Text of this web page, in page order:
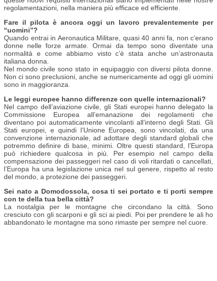
regolamentazioni, nella maniera più efficace ed efficiente.
Fare il pilota è ancora oggi un lavoro prevalentemente per
“uomini”?
Quando entrai in Aeronautica Militare, quasi 40 anni fa, non c’erano
donne nelle forze armate. Ormai da tempo sono diventate una
normalità e come abbiamo visto c’è stata anche un’astronauta
italiana donna.
Nel mondo civile sono stato in equipaggio con diversi pilota donne.
Non ci sono preclusioni, anche se numericamente ad oggi gli uomini
sono in maggioranza.
Le leggi europee hanno differenze con quelle internazionali?
Nel campo dell’aviazione civile, gli Stati europei hanno delegato la
Commissione Europea all’emanazione dei regolamenti che
diventano poi automaticamente vincolanti all’interno degli Stati. Gli
Stati europei, e quindi l’Unione Europea, sono vincolati, da una
convenzione internazionale, ad adottare degli standard globali che
potremmo definire di base, minimi. Oltre questi standard, l’Europa
può richiedere qualcosa in più. Per esempio nel campo della
compensazione dei passeggeri nel caso di voli ritardati o cancellati,
l’Europa ha una legislazione unica nel sul genere, rispetto al resto
del mondo, a protezione dei passeggeri.
Sei nato a Domodossola, cosa ti sei portato e ti porti sempre
con te della tua bella città?
La nostalgia per le montagne che circondano la città. Sono
cresciuto con gli scarponi e gli sci ai piedi. Poi per prendere le ali ho
abbandonato le montagne ma sono rimaste per sempre nel cuore.